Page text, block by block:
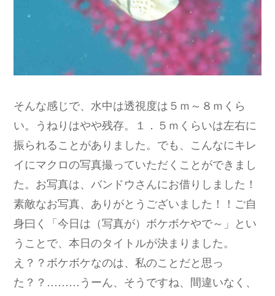
そんな感じで、水中は透視度は５ｍ～８ｍくら
い。うねりはやや残存。１．５ｍくらいは左右に
振られることがありました。でも、こんなにキレ
イにマクロの写真撮っていただくことができまし
た。お写真は、バンドウさんにお借りしました！
素敵なお写真、ありがとうございました！！ご自
身曰く「今日は（写真が）ボケボケやで～」とい
うことで、本日のタイトルが決まりました。
え？？ボケボケなのは、私のことだと思っ
た？？………うーん、そうですね、間違いなく、